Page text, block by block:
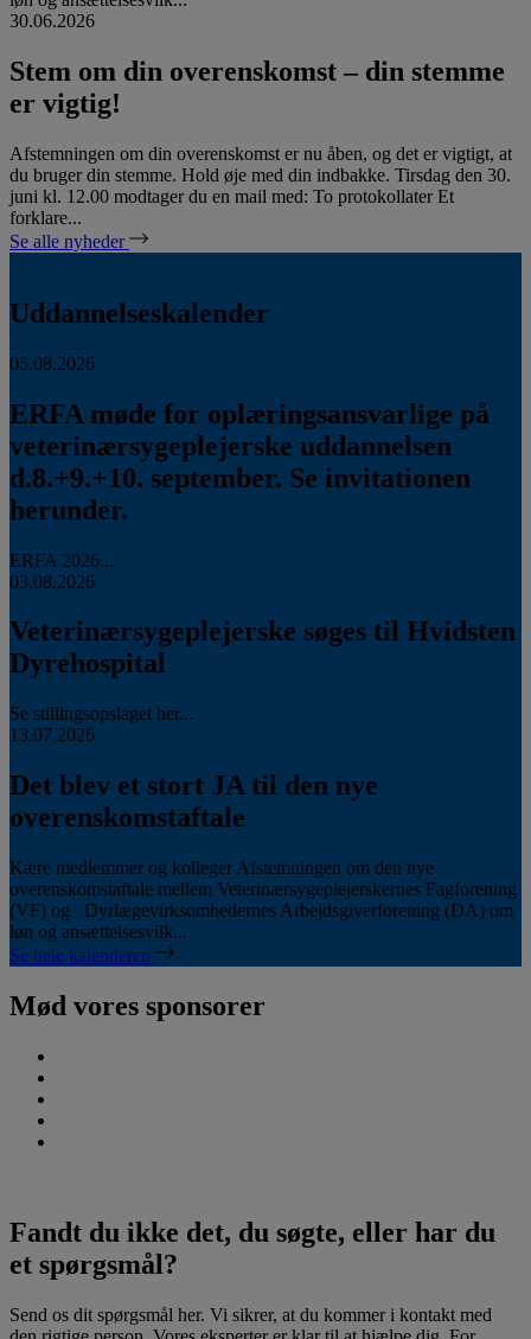
30.06.2026
Stem om din overenskomst – din stemme
er vigtig!
Afstemningen om din overenskomst er nu åben, og det er vigtigt, at
du bruger din stemme. Hold øje med din indbakke. Tirsdag den 30.
juni kl. 12.00 modtager du en mail med: To protokollater Et
forklare...
Se alle nyheder
Uddannelseskalender
05.08.2026
ERFA møde for oplæringsansvarlige på
veterinærsygeplejerske uddannelsen
d.8.+9.+10. september. Se invitationen
herunder.
ERFA 2026...
03.08.2026
Veterinærsygeplejerske søges til Hvidsten
Dyrehospital
Se stillingsopslaget her...
13.07.2026
Det blev et stort JA til den nye
overenskomstaftale
Kære medlemmer og kolleger Afstemningen om den nye
overenskomstaftale mellem Veterinærsygeplejerskernes Fagforening
(VF) og Dyrlægevirksomhedernes Arbejdsgiverforening (DA) om
løn og ansættelsesvilk...
Se hele kalenderen
Mød vores sponsorer
Fandt du ikke det, du søgte, eller har du
et spørgsmål?
Send os dit spørgsmål her. Vi sikrer, at du kommer i kontakt med